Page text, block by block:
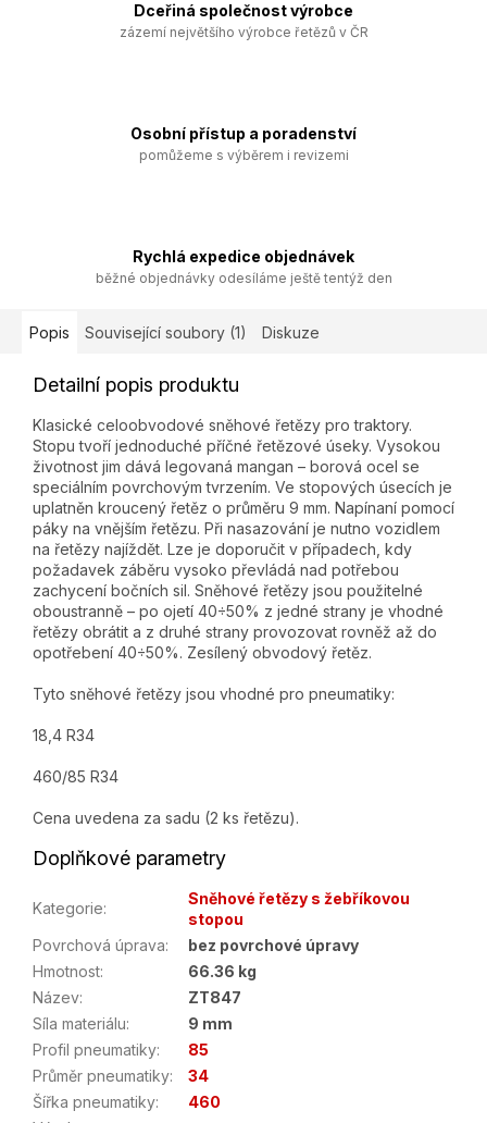
Dceřiná společnost výrobce
zázemí největšího výrobce řetězů v ČR
Osobní přístup a poradenství
pomůžeme s výběrem i revizemi
Rychlá expedice objednávek
běžné objednávky odesíláme ještě tentýž den
Popis Související soubory (1) Diskuze
Detailní popis produktu
Klasické celoobvodové sněhové řetězy pro traktory.
Stopu tvoří jednoduché příčné řetězové úseky. Vysokou
životnost jim dává legovaná mangan – borová ocel se
speciálním povrchovým tvrzením. Ve stopových úsecích je
uplatněn kroucený řetěz o průměru 9 mm. Napínaní pomocí
páky na vnějším řetězu. Při nasazování je nutno vozidlem
na řetězy najíždět. Lze je doporučit v případech, kdy
požadavek záběru vysoko převládá nad potřebou
zachycení bočních sil. Sněhové řetězy jsou použitelné
oboustranně – po ojetí 40÷50% z jedné strany je vhodné
řetězy obrátit a z druhé strany provozovat rovněž až do
opotřebení 40÷50%. Zesílený obvodový řetěz.
Tyto sněhové řetězy jsou vhodné pro pneumatiky:
18,4 R34
460/85 R34
Cena uvedena za sadu (2 ks řetězu).
Doplňkové parametry
Kategorie:
Sněhové řetězy s žebříkovou
stopou
Povrchová úprava:
bez povrchové úpravy
Hmotnost:
66.36 kg
Název:
ZT847
Síla materiálu:
9 mm
Profil pneumatiky:
85
Průměr pneumatiky:
34
Šířka pneumatiky:
460